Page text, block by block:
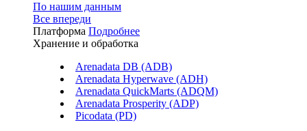
По нашим данным
Все впереди
Платформа Подробнее
Хранение и обработка
Arenadata DB (ADB)
Arenadata Hyperwave (ADH)
Arenadata QuickMarts (ADQM)
Arenadata Prosperity (ADP)
Picodata (PD)